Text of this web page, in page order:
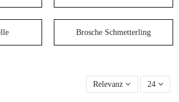
Brosche Schmetterling
Relevanz 24